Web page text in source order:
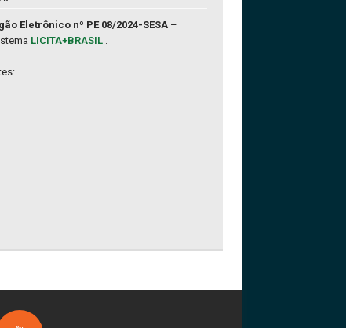
Eletrônico nº PE 08/2024-SESA –
LICITA+BRASIL .